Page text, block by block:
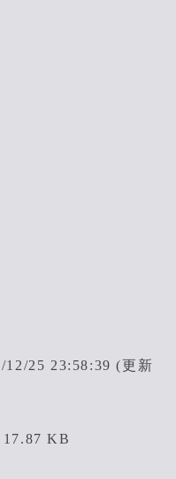
25 23:58:39 (更新
17.87 KB